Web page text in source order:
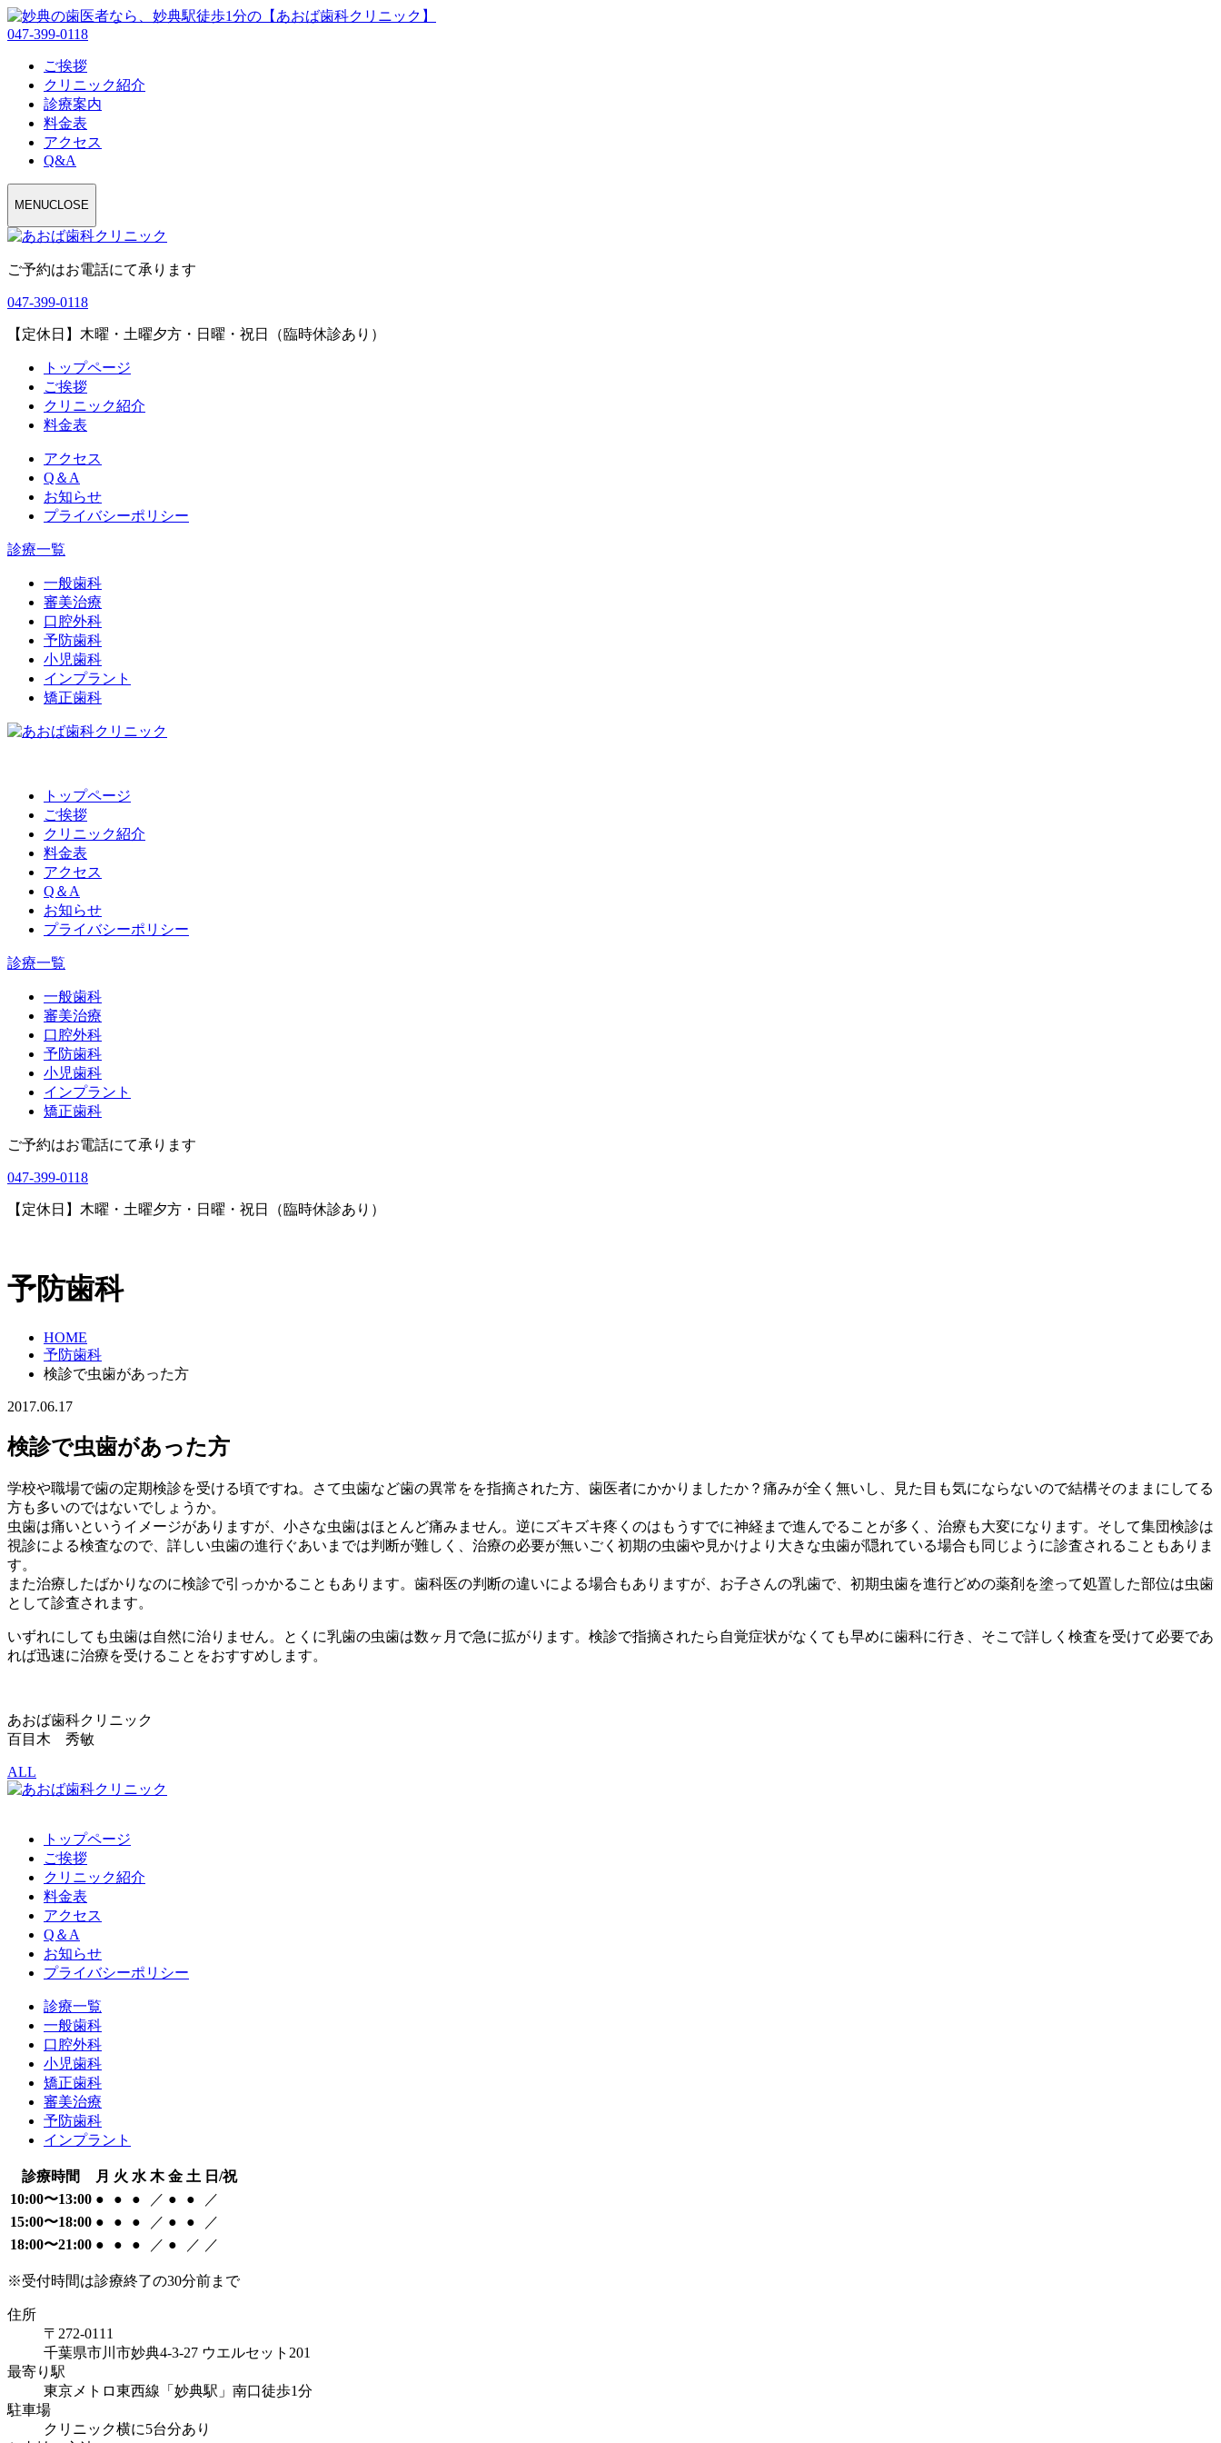
047-399-0118
ご挨拶
クリニック紹介
診療案内
料金表
アクセス
Q&A
MENUCLOSE
ご予約はお電話にて承ります
047-399-0118
【定休日】木曜・土曜夕方・日曜・祝日（臨時休診あり）
トップページ
ご挨拶
クリニック紹介
料金表
アクセス
Q＆A
お知らせ
プライバシーポリシー
診療一覧
一般歯科
審美治療
口腔外科
予防歯科
小児歯科
インプラント
矯正歯科
トップページ
ご挨拶
クリニック紹介
料金表
アクセス
Q＆A
お知らせ
プライバシーポリシー
診療一覧
一般歯科
審美治療
口腔外科
予防歯科
小児歯科
インプラント
矯正歯科
ご予約はお電話にて承ります
047-399-0118
【定休日】木曜・土曜夕方・日曜・祝日（臨時休診あり）
予防歯科
HOME
予防歯科
検診で虫歯があった方
2017.06.17
検診で虫歯があった方
学校や職場で歯の定期検診を受ける頃ですね。さて虫歯など歯の異常をを指摘された方、歯医者にかかりましたか？痛みが全く無いし、見た目も気にならないので結構そのままにしてる
方も多いのではないでしょうか。
虫歯は痛いというイメージがありますが、小さな虫歯はほとんど痛みません。逆にズキズキ疼くのはもうすでに神経まで進んでることが多く、治療も大変になります。そして集団検診は
視診による検査なので、詳しい虫歯の進行ぐあいまでは判断が難しく、治療の必要が無いごく初期の虫歯や見かけより大きな虫歯が隠れている場合も同じように診査されることもありま
す。
また治療したばかりなのに検診で引っかかることもあります。歯科医の判断の違いによる場合もありますが、お子さんの乳歯で、初期虫歯を進行どめの薬剤を塗って処置した部位は虫歯
として診査されます。
いずれにしても虫歯は自然に治りません。とくに乳歯の虫歯は数ヶ月で急に拡がります。検診で指摘されたら自覚症状がなくても早めに歯科に行き、そこで詳しく検査を受けて必要であ
れば迅速に治療を受けることをおすすめします。
あおば歯科クリニック
百目木 秀敏
ALL
トップページ
ご挨拶
クリニック紹介
料金表
アクセス
Q＆A
お知らせ
プライバシーポリシー
診療一覧
一般歯科
口腔外科
小児歯科
矯正歯科
審美治療
予防歯科
インプラント
診療時間 月 火 水 木 金 土 日/祝
10:00〜13:00 ● ● ● ／ ● ●
／
15:00〜18:00 ● ● ● ／ ● ●
／
18:00〜21:00 ● ● ● ／ ● ／ ／
※受付時間は診療終了の30分前まで
住所
〒272-0111
千葉県市川市妙典4-3-27 ウエルセット201
最寄り駅
東京メトロ東西線「妙典駅」南口徒歩1分
駐車場
クリニック横に5台分あり